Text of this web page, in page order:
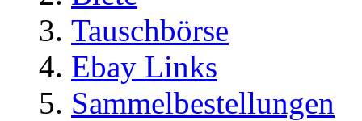
Tauschbörse
Ebay Links
Sammelbestellungen